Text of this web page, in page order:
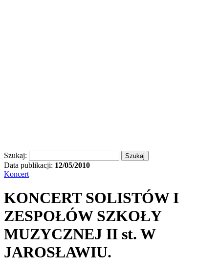
Szukaj:
Data publikacji: 12/05/2010
Koncert
KONCERT SOLISTÓW I
ZESPOŁÓW SZKOŁY
MUZYCZNEJ II st. W
JAROSŁAWIU.